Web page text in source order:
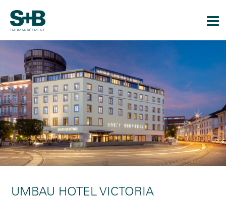
UMBAU HOTEL VICTORIA